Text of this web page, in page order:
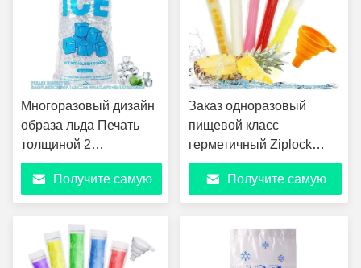
Многоразовый дизайн
образа льда Печать
толщиной 2
миллиметра
тяжеловесные
пластиковые мешки
для хранения кубиков
льда с
хлопчатобумажным
Получите самую
Заказ одноразовый
пищевой класс
герметичный Ziplock
Пластиковый Popsicle
Пакет Мольдовый мешок
Лед Лолли Pop
Получите самую